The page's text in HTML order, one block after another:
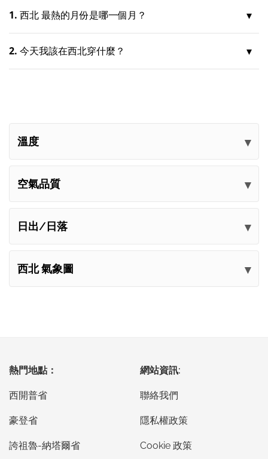
1. 西北 最熱的月份是哪一個月？
2. 今天我該在西北穿什麼？
溫度
空氣品質
日出/日落
西北 氣象圖
熱門地點：
西開普省
豪登省
誇祖魯-納塔爾省
網站資訊:
聯絡我們
隱私權政策
Cookie 政策